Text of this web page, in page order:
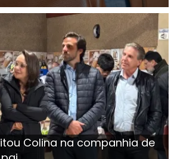
Colina na companhia de